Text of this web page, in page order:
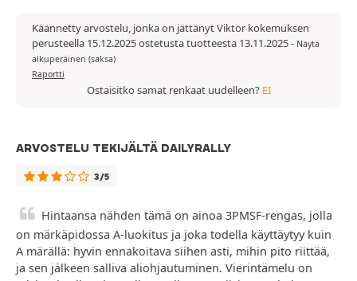
Käännetty arvostelu, jonka on jättänyt Viktor kokemuksen
perusteella 15.12.2025 ostetusta tuotteesta 13.11.2025- Näytä
alkuperäinen (saksa)
Raportti
Ostaisitko samat renkaat uudelleen? EI
ARVOSTELU TEKIJÄLTÄ DAILYRALLY
3/5
Hintaansa nähden tämä on ainoa 3PMSF-rengas, jolla
on märkäpidossa A-luokitus ja joka todella käyttäytyy kuin
A märällä: hyvin ennakoitava siihen asti, mihin pito riittää,
ja sen jälkeen salliva aliohjautuminen. Vierintämelu on